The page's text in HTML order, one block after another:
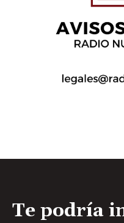
Te podría